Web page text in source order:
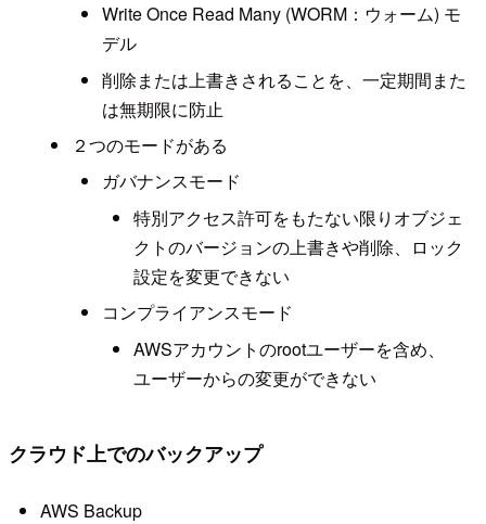
Write Once Read Many (WORM：ウォーム) モ
デル
削除または上書きされることを、一定期間また
は無期限に防止
２つのモードがある
ガバナンスモード
特別アクセス許可をもたない限りオブジェ
クトのバージョンの上書きや削除、ロック
設定を変更できない
コンプライアンスモード
AWSアカウントのrootユーザーを含め、
ユーザーからの変更ができない
クラウド上でのバックアップ
AWS Backup